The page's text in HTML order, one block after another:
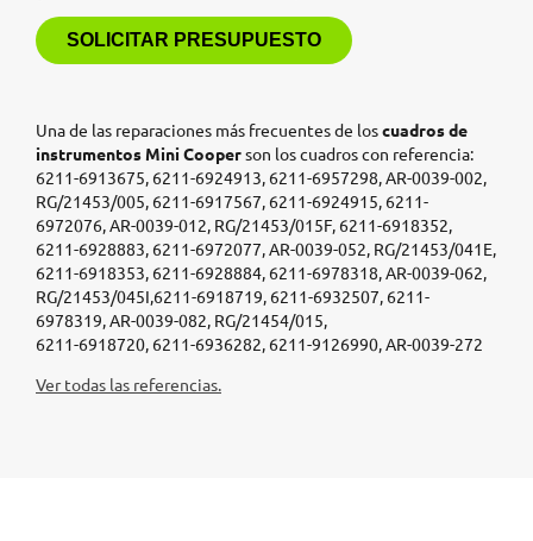
SOLICITAR PRESUPUESTO
Una de las reparaciones más frecuentes de loscuadros de
instrumentos Mini Cooperson los cuadros con referencia:
6211-6913675, 6211-6924913, 6211-6957298, AR-0039-002,
RG/21453/005, 6211-6917567, 6211-6924915, 6211-
6972076, AR-0039-012, RG/21453/015F, 6211-6918352,
6211-6928883, 6211-6972077, AR-0039-052, RG/21453/041E,
6211-6918353, 6211-6928884, 6211-6978318, AR-0039-062,
RG/21453/045I,6211-6918719, 6211-6932507, 6211-
6978319, AR-0039-082, RG/21454/015,
6211-6918720, 6211-6936282, 6211-9126990, AR-0039-272
Ver todas las referencias.